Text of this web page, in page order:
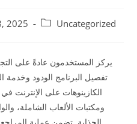
2025
PostUncategorized
يركز المستخدمون عادةً على
تفصيل البرنامج الودود وخدمة
الكازينوهات على الإنترنت
ومكتبات الألعاب الشاملة،